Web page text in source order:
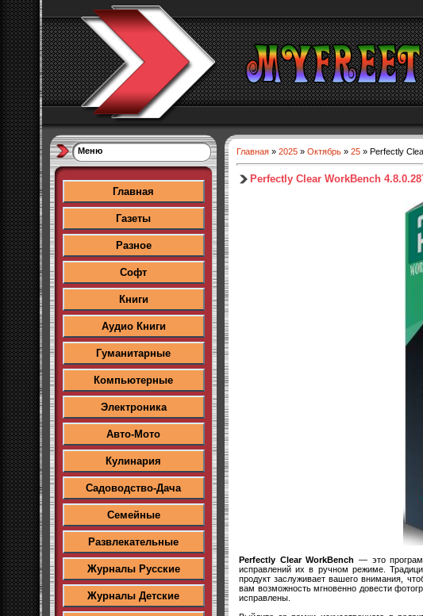
Меню
Главная
Газеты
Разное
Софт
Книги
Аудио Книги
Гуманитарные
Компьютерные
Электроника
Авто-Мото
Кулинария
Садоводство-Дача
Семейные
Развлекательные
Журналы Русские
Журналы Детские
Главная » 2025 » Октябрь » 25 » Perfectly
Perfectly Clear WorkBench
Perfectly Clear WorkBench — это
исправлений их в ручном режиме.
продукт заслуживает вашего внимания,
вам возможность мгновенно довести
исправлены.